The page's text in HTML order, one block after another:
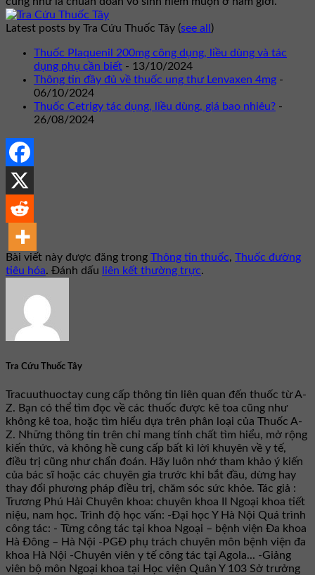
Latest posts by Tra Cứu Thuốc Tây (see all )
Thuốc Plaquenil 200mg công dụng, liều dùng và tác
dụng phụ cần biết - 13/10/2024
Thông tin đầy đủ về thuốc ung thư Lenvaxen 4mg -
06/10/2024
Thuốc Cetrigy tác dụng, liều dùng, giá bao nhiêu? -
26/08/2024
Bài viết này được đăng trong Thông tin thuốc, Thuốc đường
tiêu hóa. Đánh dấu liên kết thường trực.
Tra Cứu Thuốc Tây
Tracuuthuoctay cung cấp thông tin liên quan đến thuốc từ A-
Z. Bạn có thể tìm đọc về các thuốc được kê toa cũng như
không kê toa, hoặc tìm hiểu dựa trên phân loại của Thuốc A-
Z. Những thông tin trên chỉ mang tính chất tìm hiểu, mở rộng
kiến thức, và không hề cung cấp bất kì lời khuyên về y tế,
điều trị cũng như chẩn đoán. Hãy luôn nhớ tham khảo ý kiến
của bác sĩ hoặc các chuyên gia trước khi bắt đầu, dừng hay
thay đổi phương pháp điều trị, chăm sóc sức khỏe. Tác giả :
Trương Phú Hải Chuyên khoa: chuyên khoa II Ngoại khoa tiết
niệu, nam học. Trình độ học vấn: -Đại học Y Hà Nội Quá trình
công tác: - Từng công tác tại khoa Ngoại – bệnh viện Đa khoa
Hà Đông – Hà Nội -PGĐ phụ trách chuyên môn bệnh viện đa
khoa Hà Nội -Chuyên viên y tế công tác tại Agola... -Giảng
viên bộ môn Ngoại khoa tại Học viện Quân Y 103 Sở trưởng